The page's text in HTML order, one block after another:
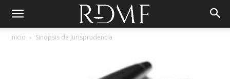
Inicio Sinopsis de Jurisprudencia